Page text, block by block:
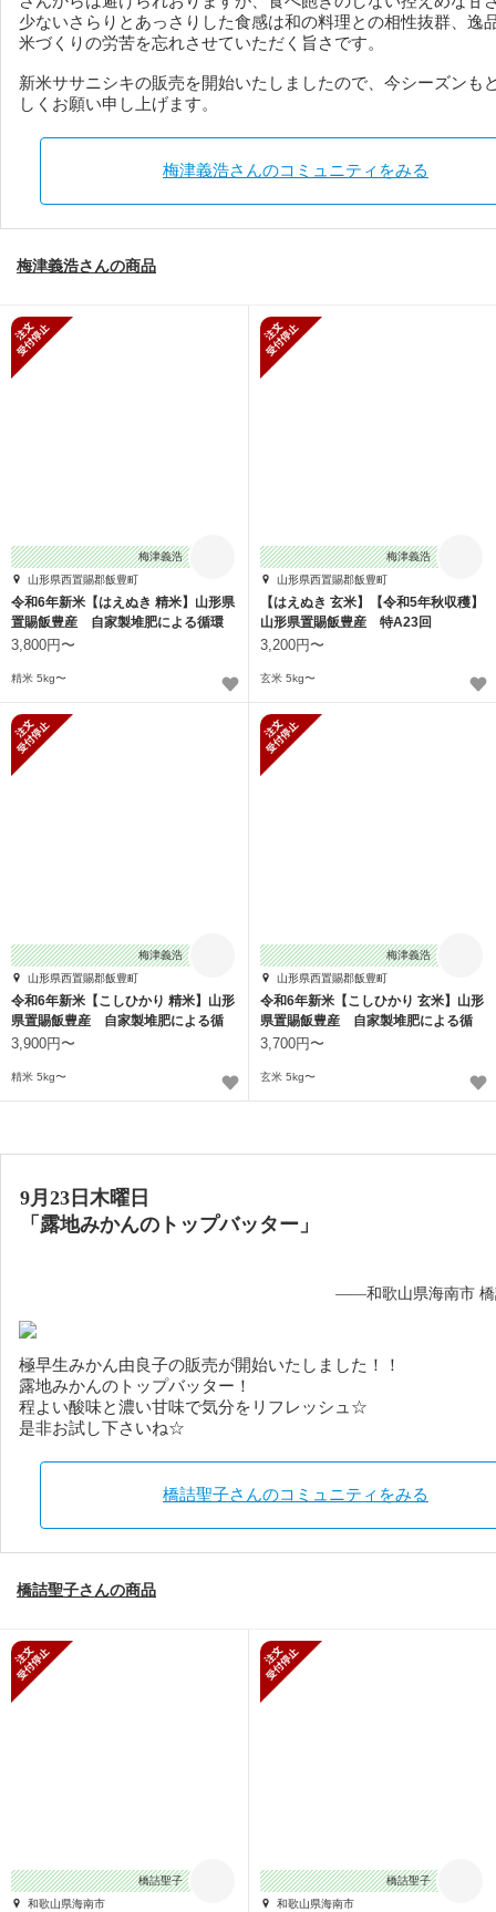
少ないさらりとあっさりした食感は和の料理との相性抜群、逸
米づくりの労苦を忘れさせていただく旨さです。
新米ササニシキの販売を開始いたしましたので、今シーズンも
しくお願い申し上げます。
梅津義浩さんのコミュニティをみる
梅津義浩さんの商品
梅津義浩
山形県西置賜郡飯豊町
令和6年新米【はえぬき 精米】山形県
置賜飯豊産 自家製堆肥による循環
農業
3,800円〜
精米 5kg〜
梅津義浩
山形県西置賜郡飯豊町
【はえぬき 玄米】【令和5年秋収穫】
山形県置賜飯豊産 特A23回
3,200円〜
玄米 5kg〜
梅津義浩
山形県西置賜郡飯豊町
令和6年新米【こしひかり 精米】山形
県置賜飯豊産 自家製堆肥による循
環農業
3,900円〜
精米 5kg〜
梅津義浩
山形県西置賜郡飯豊町
令和6年新米【こしひかり 玄米】山形
県置賜飯豊産 自家製堆肥による循
環農業
3,700円〜
玄米 5kg〜
9月23日木曜日
「露地みかんのトップバッター」
——和歌山県海南市 橋
極早生みかん由良子の販売が開始いたしました！！
露地みかんのトップバッター！
程よい酸味と濃い甘味で気分をリフレッシュ☆
是非お試し下さいね☆
橋詰聖子さんのコミュニティをみる
橋詰聖子さんの商品
橋詰聖子
和歌山県海南市
橋詰聖子
和歌山県海南市